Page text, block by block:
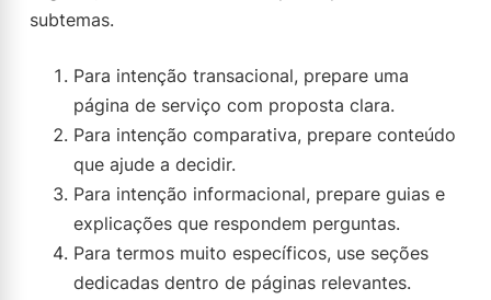
subtemas.
Para intenção transacional, prepare uma
página de serviço com proposta clara.
Para intenção comparativa, prepare conteúdo
que ajude a decidir.
Para intenção informacional, prepare guias e
explicações que respondem perguntas.
Para termos muito específicos, use seções
dedicadas dentro de páginas relevantes.